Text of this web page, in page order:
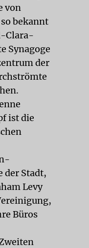
von
bekannt
Clara-
Synagoge
der
ist die
der Stadt,
Levy
Büros